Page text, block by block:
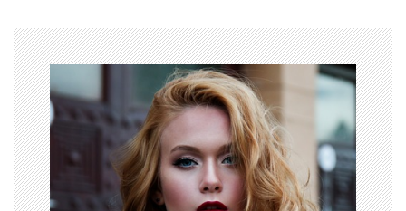
a
v
i
g
a
t